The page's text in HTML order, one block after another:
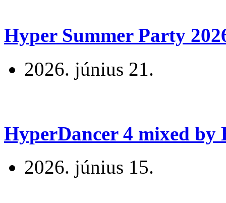
Hyper Summer Party
2026. június 21.
HyperDancer 4 mixed by
2026. június 15.